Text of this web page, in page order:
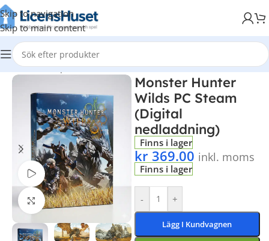
Skip to navigation
Skip to main content
Hem/Datorspel
Titta på video
Klicka för att förstora
Monster Hunter
Wilds PC Steam
(Digital
nedladdning)
Finns i lager
kr 369.00 inkl. moms
Finns i lager
- +
Lägg I Kundvagnen